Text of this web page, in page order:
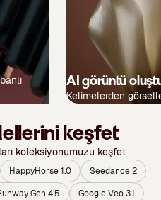
AI görüntü
Kelimelerden
keşfet
koleksiyonumuzu keşfet
HappyHorse 1.0
Seedance 2
Gen 4.5
Google Veo 3.1